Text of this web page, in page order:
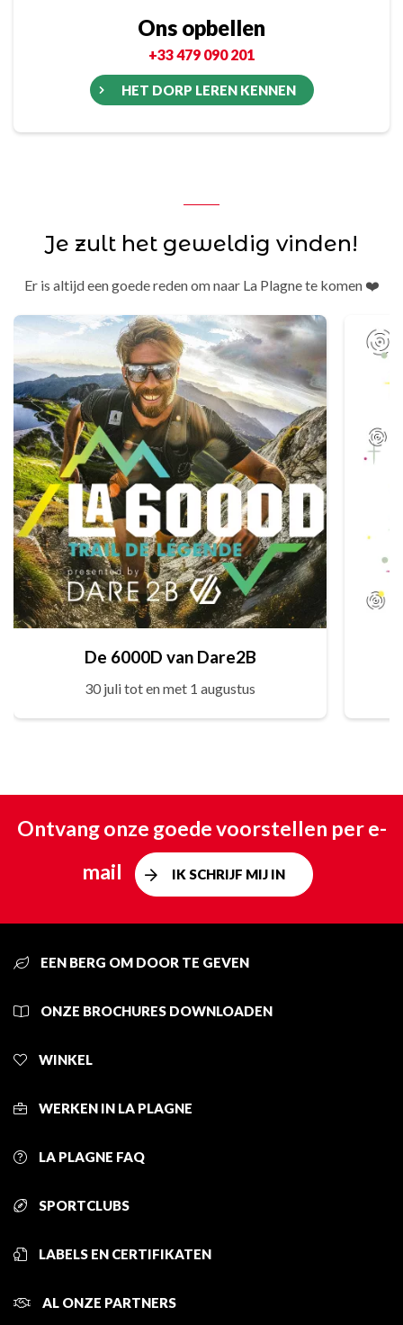
Ons opbellen
+33 479 090 201
HET DORP LEREN KENNEN
Je zult het geweldig vinden!
Er is altijd een goede reden om naar La Plagne te komen ❤️
De 6000D van Dare2B
30 juli tot en met 1 augustus
Ontvang onze goede voorstellen per e-
mail
IK SCHRIJF MIJ IN
EEN BERG OM DOOR TE GEVEN
ONZE BROCHURES DOWNLOADEN
WINKEL
WERKEN IN LA PLAGNE
LA PLAGNE FAQ
SPORTCLUBS
LABELS EN CERTIFIKATEN
AL ONZE PARTNERS